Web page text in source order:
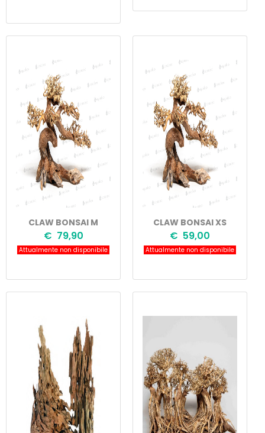
CLAW BONSAI M
€ 79,90
Attualmente non disponibile
CLAW BONSAI XS
€ 59,00
Attualmente non disponibile